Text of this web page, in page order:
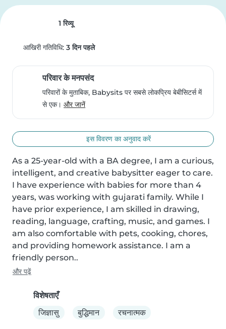
1 रिव्यू
आखिरी गतिविधि: 3 दिन पहले
परिवार के मनपसंद
परिवारों के मुताबिक, Babysits पर सबसे लोकप्रिय बेबीसिटर्स में
से एक।और जानें
इस विवरण का अनुवाद करें
As a 25-year-old with a BA degree, I am a curious,
intelligent, and creative babysitter eager to care.
I have experience with babies for more than 4
years, was working with gujarati family. While I
have prior experience, I am skilled in drawing,
reading, language, crafting, music, and games. I
am also comfortable with pets, cooking, chores,
and providing homework assistance. I am a
friendly person..
और पढ़ें
विशेषताएँ
जिज्ञासु
बुद्धिमान रचनात्मक